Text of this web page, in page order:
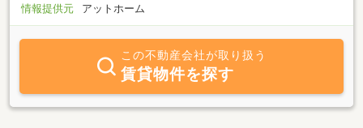
情報提供元
アットホーム
この不動産会社が取り扱う
賃貸物件を探す